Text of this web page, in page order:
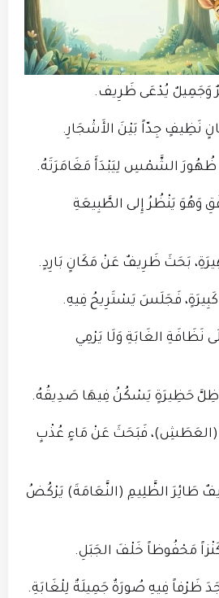
وَجَمِيلٌ يُدْعَى ظَرِيف.
نَظِيفٍ جِدّاً بَيْنَ الأَشْجَارِ.
ظُهُورَ الشَّمْسِ لِيَبْدَأَ مَغَامَرَتَهُ.
وَهُوَ يَنْظُرُ إِلى الطَّبِيعَةِ
بَحَثَ ظَرِيفٌ عَنْ مَكَانٍ بَارِدٍ.
فَجَلَسَ يَسْتَرِيحُ فِيهِ.
الغَابَةِ وَلَا يَرْمِي
ظِلَّ حَظِيرَةٍ يَسْكُنُ فِيهَا صَدِيقُهُ.
فَبَحَثَ عَنْ مَاءٍ عُذْبٍ
طَائِرَ الظَّلِيمِ (النَّعَامَةَ) يَرْكُضُ
مَحْفُوظاً خَلْفَ الجَبَلِ.
ظَرْفاً فِيهِ صُورَةٌ جَمِيلَةٌ لِلْغَابَةِ.